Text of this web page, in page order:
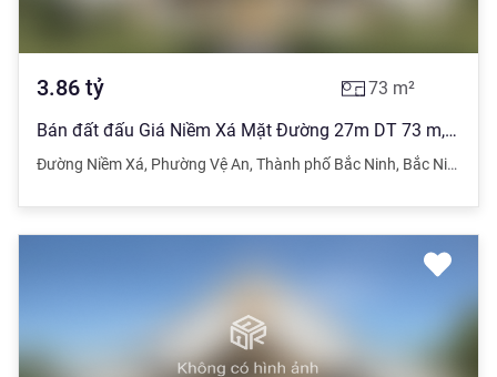
3.86 tỷ 73 m²
Bán đất đấu Giá Niềm Xá Mặt Đường 27m DT 73 m, MT 5 m, Hướng TB,Giá 3,86 tỷ
Đường Niềm Xá, Phường Vệ An, Thành phố Bắc Ninh, Bắc Ninh